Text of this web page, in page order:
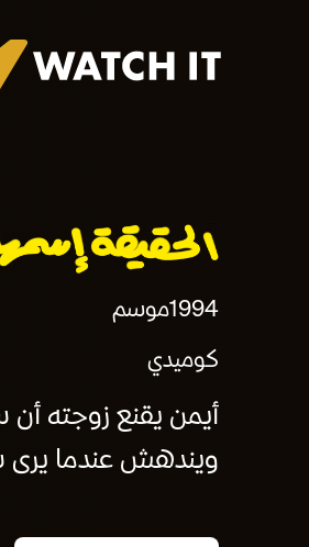
1994موسم
كوميدي
أيمن يقنع زوجته أن
ويندهش عندما يرى